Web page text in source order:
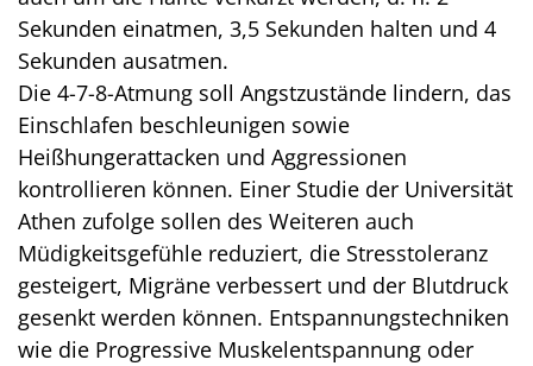
Sekunden einatmen, 3,5 Sekunden halten und 4
Sekunden ausatmen.
Die 4-7-8-Atmung soll Angstzustände lindern, das
Einschlafen beschleunigen sowie
Heißhungerattacken und Aggressionen
kontrollieren können. Einer Studie der Universität
Athen zufolge sollen des Weiteren auch
Müdigkeitsgefühle reduziert, die Stresstoleranz
gesteigert, Migräne verbessert und der Blutdruck
gesenkt werden können. Entspannungstechniken
wie die Progressive Muskelentspannung oder